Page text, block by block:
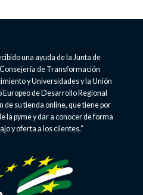
una ayuda de la Junta de
de Transformación
y Universidades y la Unión
Europeo de Desarrollo Regional
de su tienda online, que tiene por
la pyme y dar a conocer de forma
y oferta a los clientes.”